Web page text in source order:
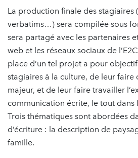
La production finale des stagiaires
verbatims…) sera compilée sous
sera partagé avec les partenaires
web et les réseaux sociaux de
place d’un tel projet a pour
stagiaires à la culture, de leur faire
majeur, et de leur faire travailler
communication écrite, le tout dans
Trois thématiques sont abordées
d’écriture : la description de
famille.